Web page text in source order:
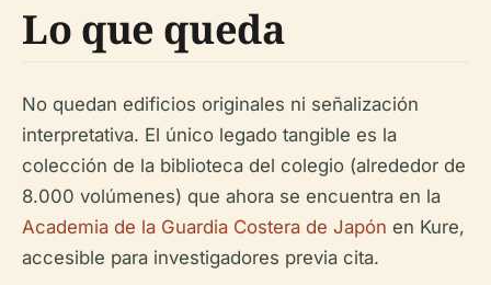
Lo que queda
No quedan edificios originales ni señalización
interpretativa. El único legado tangible es la
colección de la biblioteca del colegio (alrededor de
8.000 volúmenes) que ahora se encuentra en la
Academia de la Guardia Costera de Japón en Kure,
accesible para investigadores previa cita.